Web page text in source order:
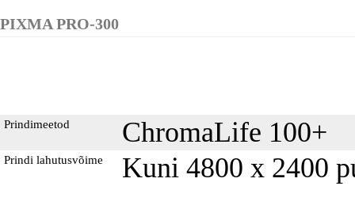
PIXMA PRO-300
Prindimeetod ChromaLife 100+
Prindi lahutusvõime Kuni 4800 x 2400